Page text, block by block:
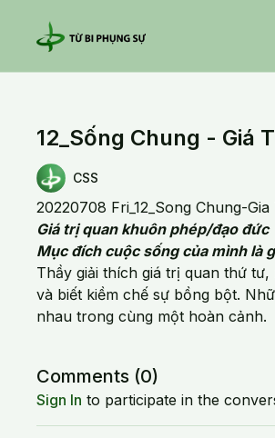
12_Sống Chung - Giá
CSS
20220708 Fri_12_Song Chung-
Giá trị quan khuôn phép/đạo đức
Mục đích cuộc sống của mình là
Thầy giải thích giá trị quan thứ
và biết kiềm chế sự bồng bột.
nhau trong cùng một hoàn cảnh.
Comments (0)
Sign In to participate in the